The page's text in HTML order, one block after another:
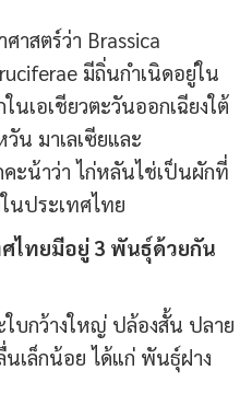
าสตร์ว่า Brassica
มีถิ่นกำเนิดอยู่ใน
นเอเชียวตะวันออกเฉียงใต้
น มาเลเซียและ
คะน้าว่า ไก่หลันไช่เป็นผักที่
นประเทศไทย
ไทยมีอยู่ 3 พันธุ์ด้วยกัน
บกว้างใหญ่ ปล้องสั้น ปลาย
เล็กน้อย ได้แก่ พันธุ์ฝาง